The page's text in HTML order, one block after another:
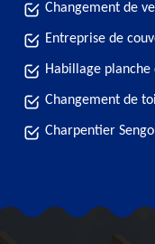
Changement de
Entreprise de
Habillage planche
Changement de
Charpentier